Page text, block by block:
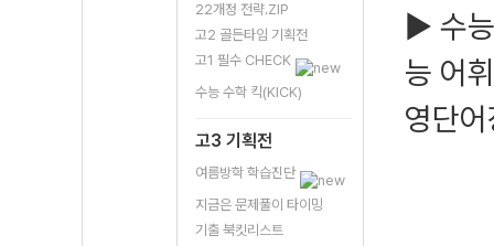
22개정 전략.ZIP
고2 골든타임 기획전
고1 필수 CHECK
수능 수학 킥(KICK)
고3 기획전
여름방학 학습진단
지금은 문제풀이 타이밍
기출 북킷리스트
▶ 수
능 어
영단